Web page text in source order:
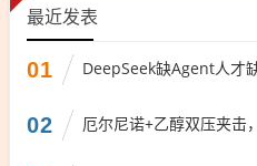
最近发表
01 DeepSeek缺Agent人才
02 厄尔尼诺+乙醇双压夹击